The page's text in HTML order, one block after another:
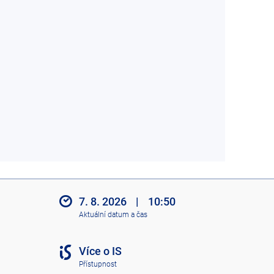
7. 8. 2026 | 10:50
Aktuální datum a čas
Více o IS
Přístupnost